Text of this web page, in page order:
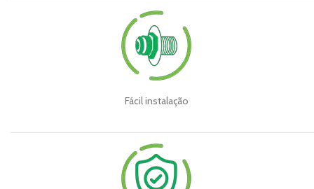
Fácil instalação